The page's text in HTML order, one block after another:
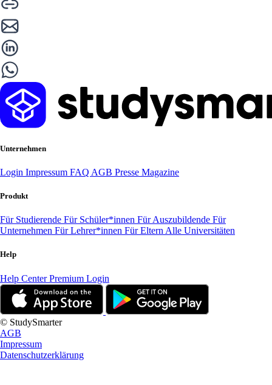
Unternehmen
Login Impressum FAQ AGB Presse Magazine
Produkt
Für Studierende Für Schüler*innen Für Auszubildende Für
Unternehmen Für Lehrer*innen Für Eltern Alle Universitäten
Help
Help CenterPremium Login
© StudySmarter
AGB
Impressum
Datenschutzerklärung